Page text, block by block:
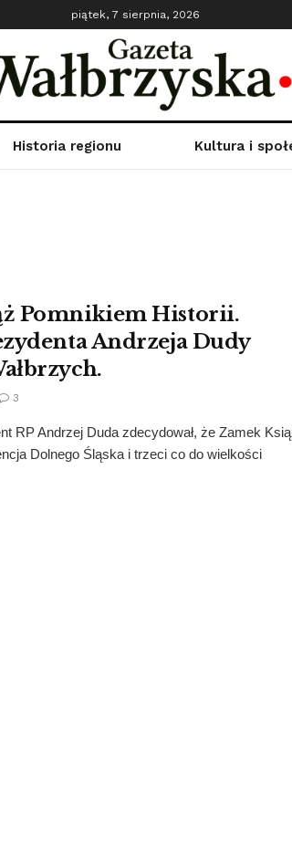
piątek, 7 sierpnia, 2026
Historia regionu Kultura i
Pomnikiem Historii.
Andrzeja Dudy
3
RP Andrzej Duda zdecydował, że Zamek
Dolnego Śląska i trzeci co do wielkości